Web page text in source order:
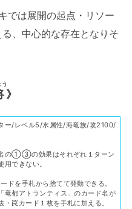
では展開の起点・リソー
、中心的な存在となりそ
》
ー/レベル5/水属性/海竜族/攻2100/
の①③の効果はそれぞれ１ターン
用できない。
ドを手札から捨てて発動できる。
竜都アトランティス」のカード名が
・罠カード１枚を手札に加える。